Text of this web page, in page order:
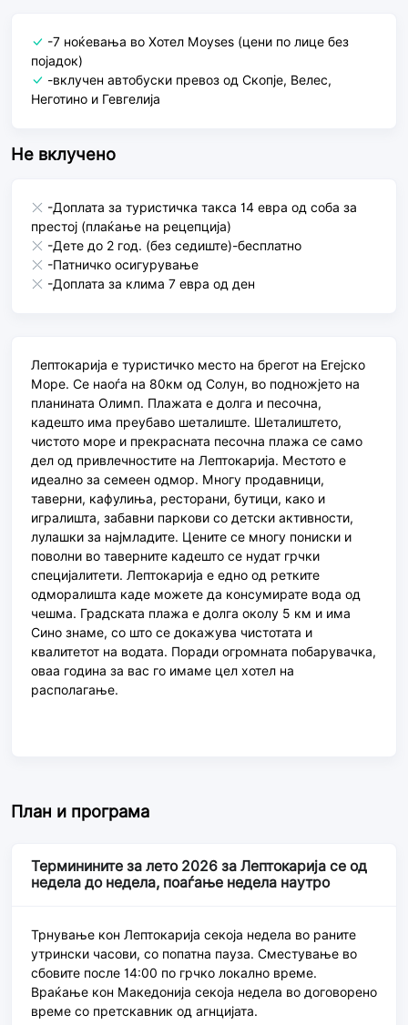
-7 ноќевања во Хотел Моyses (цени по лице без
појадок)
-вклучен автобуски превоз од Скопје, Велес,
Неготино и Гевгелија
Не вклучено
-Доплата за туристичка такса 14 еврa од соба за
престој (плаќање на рецепција)
-Дете до 2 год. (без седиште)-бесплатно
-Патничко осигурување
-Доплата за клима 7 евра од ден
Лептокарија е туристичко место на брегот на Егејско
Море. Се наоѓа на 80км од Солун, во подножјето на
планината Олимп. Плажата е долга и песочна,
кадешто има преубаво шеталиште. Шеталиштето,
чистото море и прекрасната песочна плажа се само
дел од привлечностите на Лептокарија. Местото е
идеално за семеен одмор. Многу продавници,
таверни, кафулиња, ресторани, бутици, како и
игралишта, забавни паркови со детски активности,
лулашки за најмладите. Цените се многу пониски и
поволни во таверните кадешто се нудат грчки
специјалитети. Лептокарија е едно од ретките
одморалишта каде можете да консумирате вода од
чешма. Градската плажа е долга околу 5 км и има
Сино знаме, со што се докажува чистотата и
квалитетот на водата. Поради огромната побарувачка,
оваа година за вас го имаме цел хотел на
располагање.
План и програма
Терминините за лето 2026 за Лептокарија се од
недела до недела, поаѓање недела наутро
Трнување кон Лептокарија секоја недела во раните
утрински часови, со попатна пауза. Сместување во
сбовите после 14:00 по грчко локално време.
Враќање кон Македонија секоја недела во договорено
време со претскавник од агнцијата.